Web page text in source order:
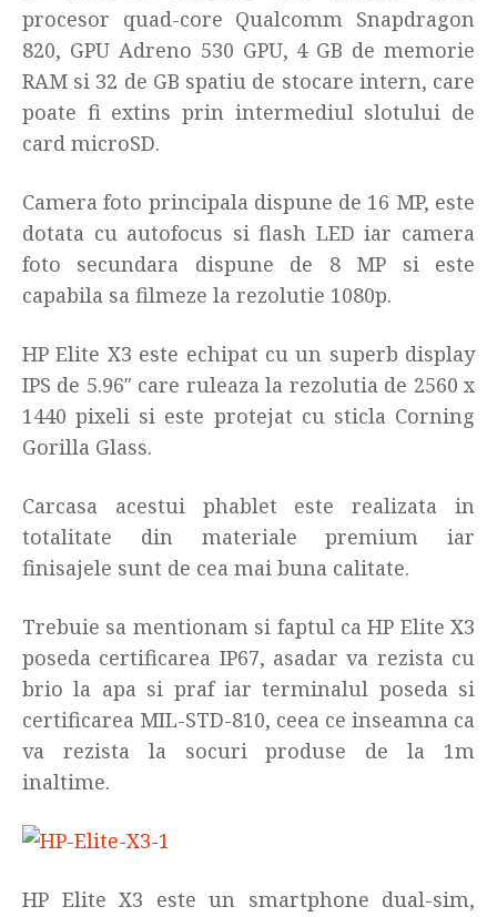
procesor quad-core Qualcomm Snapdragon
820, GPU Adreno 530 GPU, 4 GB de memorie
RAM si 32 de GB spatiu de stocare intern, care
poate fi extins prin intermediul slotului de
card microSD.
Camera foto principala dispune de 16 MP, este
dotata cu autofocus si flash LED iar camera
foto secundara dispune de 8 MP si este
capabila sa filmeze la rezolutie 1080p.
HP Elite X3 este echipat cu un superb display
IPS de 5.96″ care ruleaza la rezolutia de 2560 x
1440 pixeli si este protejat cu sticla Corning
Gorilla Glass.
Carcasa acestui phablet este realizata in
totalitate din materiale premium iar
finisajele sunt de cea mai buna calitate.
Trebuie sa mentionam si faptul ca HP Elite X3
poseda certificarea IP67, asadar va rezista cu
brio la apa si praf iar terminalul poseda si
certificarea MIL-STD-810, ceea ce inseamna ca
va rezista la socuri produse de la 1m
inaltime.
HP Elite X3 este un smartphone dual-sim,